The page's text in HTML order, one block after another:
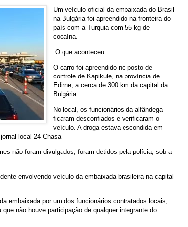
Um veículo oficial da embaixada do Brasil
na Bulgária foi apreendido na fronteira do
país com a Turquia com 55 kg de
cocaína.
O que aconteceu:
O carro foi apreendido no posto de
controle de Kapikule, na província de
Edirne, a cerca de 300 km da capital da
Bulgária
No local, os funcionários da alfândega
ficaram desconfiados e verificaram o
veículo. A droga estava escondida em
local 24 Chasa
não foram divulgados, foram detidos pela polícia, sob a
envolvendo veículo da embaixada brasileira na capital
embaixada por um dos funcionários contratados locais,
não houve participação de qualquer integrante do